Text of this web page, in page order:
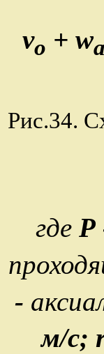
vo + w
Рис.34.
гдеР
-
м/c;